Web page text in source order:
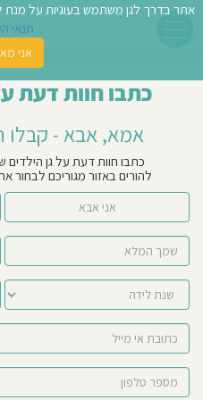
כתבו חוות דעת
אמא, אבא - קבלו
כתבו חוות דעת על גן הילדים
להורים באזור מגוריכם לבחור
אני אבא
אתר בדרך לגן משתמש בעוגיות על מנת
תנאי
אני